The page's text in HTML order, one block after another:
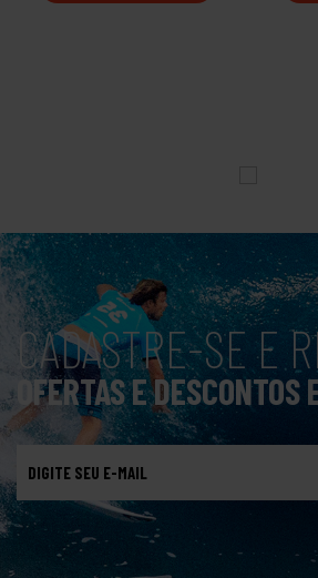
CADASTRE-SE E
OFERTAS E DESCONTOS